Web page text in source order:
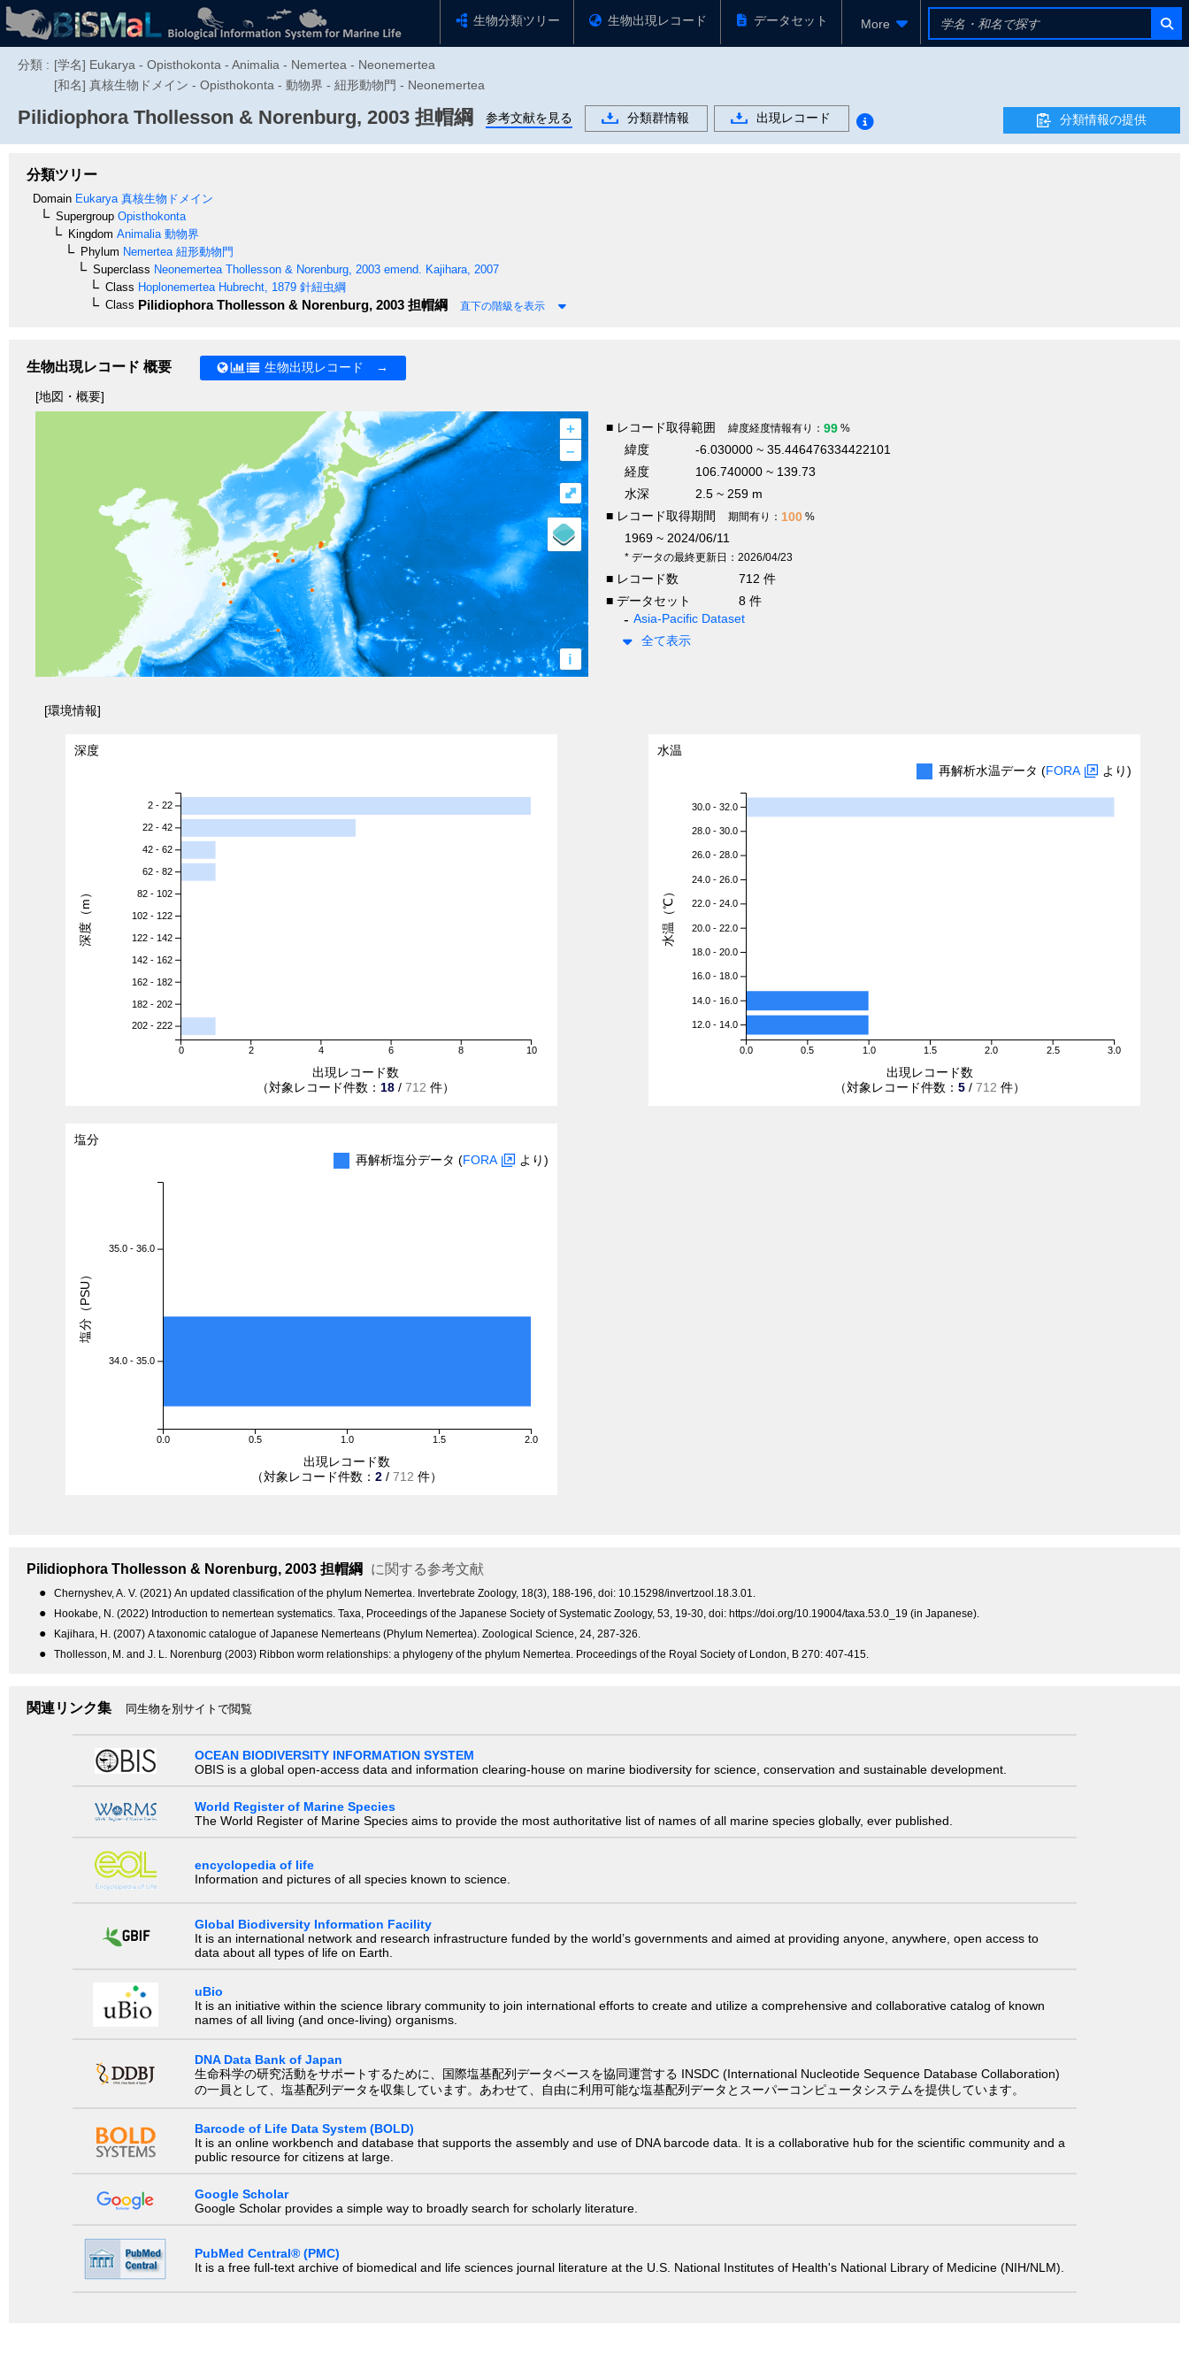
生物分類ツリー 生物出現レコード データセット More
分類 : [学名] Eukarya - Opisthokonta - Animalia - Nemertea - Neonemertea
[和名] 真核生物ドメイン - Opisthokonta - 動物界 - 紐形動物門 - Neonemertea
PilidiophoraThollesson & Norenburg, 2003 担帽綱 参考文献を見る 分類群情報 出現レコード 分類情報の提供
分類ツリー
Domain Eukarya 真核生物ドメイン
Supergroup Opisthokonta
Kingdom Animalia 動物界
Phylum Nemertea 紐形動物門
Superclass Neonemertea Thollesson & Norenburg, 2003 emend. Kajihara, 2007
Class Hoplonemertea Hubrecht, 1879 針紐虫綱
Class PilidiophoraThollesson & Norenburg, 2003 担帽綱 直下の階級を表示
生物出現レコード 概要 生物出現レコード →
[地図・概要]
+
–
i
⤢
■ レコード取得範囲 緯度経度情報有り： 99 %
緯度
-6.030000 ~ 35.446476334422101
経度
106.740000 ~ 139.73
水深
2.5 ~ 259 m
■ レコード取得期間
期間有り： 100 %
1969 ~ 2024/06/11
* データの最終更新日：2026/04/23
■ レコード数
712 件
■ データセット
8 件
Asia-Pacific Dataset
全て表示
[環境情報]
深度
0 2 4 6 8 10
2 - 22
22 - 42
42 - 62
62 - 82
82 - 102
102 - 122
122 - 142
142 - 162
162 - 182
182 - 202
202 - 222
出現レコード数
（対象レコード件数： 18 / 712 件）
深度（m）
水温
再解析水温データ (FORA より)
0.0 0.5 1.0 1.5 2.0 2.5 3.0
30.0 - 32.0
28.0 - 30.0
26.0 - 28.0
24.0 - 26.0
22.0 - 24.0
20.0 - 22.0
18.0 - 20.0
16.0 - 18.0
14.0 - 16.0
12.0 - 14.0
出現レコード数
（対象レコード件数：5 /712 件）
水温（℃）
塩分
再解析塩分データ (FORA より)
0.0 0.5 1.0 1.5 2.0
35.0 - 36.0
34.0 - 35.0
出現レコード数
（対象レコード件数： 2 / 712 件）
塩分（PSU）
Pilidiophora Thollesson & Norenburg, 2003 担帽綱 に関する参考文献
● Chernyshev, A. V. (2021) An updated classification of the phylum Nemertea. Invertebrate Zoology, 18(3), 188-196, doi: 10.15298/invertzool.18.3.01.
● Hookabe, N. (2022) Introduction to nemertean systematics. Taxa, Proceedings of the Japanese Society of Systematic Zoology, 53, 19-30, doi: https://doi.org/10.19004/taxa.53.0_19 (in Japanese).
● Kajihara, H. (2007) A taxonomic catalogue of Japanese Nemerteans (Phylum Nemertea). Zoological Science, 24, 287-326.
● Thollesson, M. and J. L. Norenburg (2003) Ribbon worm relationships: a phylogeny of the phylum Nemertea. Proceedings of the Royal Society of London, B 270: 407-415.
関連リンク集 同生物を別サイトで閲覧
OCEAN BIODIVERSITY INFORMATION SYSTEM
OBIS is a global open-access data and information clearing-house on marine biodiversity for science, conservation and sustainable development.
World Register of Marine Species
The World Register of Marine Species aims to provide the most authoritative list of names of all marine species globally, ever published.
encyclopedia of life
Information and pictures of all species known to science.
Global Biodiversity Information Facility
It is an international network and research infrastructure funded by the world’s governments and aimed at providing anyone, anywhere, open access to
data about all types of life on Earth.
uBio
It is an initiative within the science library community to join international efforts to create and utilize a comprehensive and collaborative catalog of known
names of all living (and once-living) organisms.
DNA Data Bank of Japan
生命科学の研究活動をサポートするために、国際塩基配列データベースを協同運営する INSDC (International Nucleotide Sequence Database Collaboration)
の一員として、塩基配列データを収集しています。あわせて、自由に利用可能な塩基配列データとスーパーコンピュータシステムを提供しています。
Barcode of Life Data System (BOLD)
It is an online workbench and database that supports the assembly and use of DNA barcode data. It is a collaborative hub for the scientific community and a
public resource for citizens at large.
Google Scholar
Google Scholar provides a simple way to broadly search for scholarly literature.
PubMed Central® (PMC)
It is a free full-text archive of biomedical and life sciences journal literature at the U.S. National Institutes of Health's National Library of Medicine (NIH/NLM).